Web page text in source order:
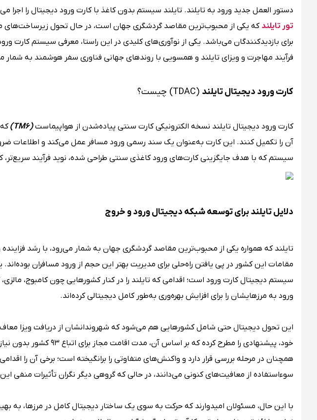
دستور العمل جدید ورود به تایلند. تایلند سیستم بدون کاغذ با کارت ورود دیجیتال را اجرا
تور تایلند که یکی از محبوب‌ترین مقاصد گردشگری جهان است، در حال تحول زیرساخت‌های
برای بازدیدکنندگان می‌باشد. یکی از نوآوری‌های کلیدی در این راستا، معرفی سیستم
فرآیند مهاجرت و ویزای تایلند و همسویی با روندهای جهانی فناوری سفر هوشمند به شمار
کارت ورود دیجیتال تایلند (TDAC) چیست؟
کارت ورود دیجیتال تایلند نسخه الکترونیکی کارت سنتی پیاده‌شدن از هواپیماست(TM6)
آن را تکمیل کنند. این کارت به‌عنوان یک سند رسمی ورود مسافر عمل می‌کند و اطلاعات
سیستم که با هدف جایگزینی کارت‌های ورود کاغذی سنتی طراحی شده، نوید فرآیند
دلایل تایلند برای توسعه شبکه دیجیتال ورود و خروج
تایلند که همواره یکی از محبوب‌ترین مقاصد گردشگری جهان به شمار می‌رود، با رشد
مقامات این کشور در پی یافتن راه‌حلی برای مدیریت بهتر این حجم از ورود مسافران بوده‌اند.
سیستم دیجیتال کارت ورود است؛ اقدامی که تایلند را در کنار کشورهایی چون کامبوج،
ورود به مرزهایشان را برای افزایش بهره‌وری به‌طور کامل دیجیتالی کرده‌اند.
این تحول دیجیتال حتی شامل کشورهایی هم می‌شود که شهروندانشان از دریافت ویزا معاف
همچنان در مرحله بررسی قرار دارد و واکنش‌های متفاوتی را برانگیخته است؛ برخی آن را
سوءاستفاده از معافیت‌های کنونی می‌دانند، در حالی که گروهی دیگر نگران تأثیرات
با این حال، مسئولان امیدوارند که حرکت به سوی یک ساختار دیجیتال کامل در مرزها، به